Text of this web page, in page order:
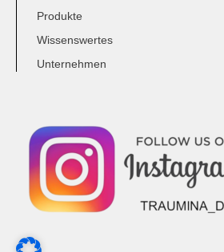
Produkte
Wissenswertes
Unternehmen